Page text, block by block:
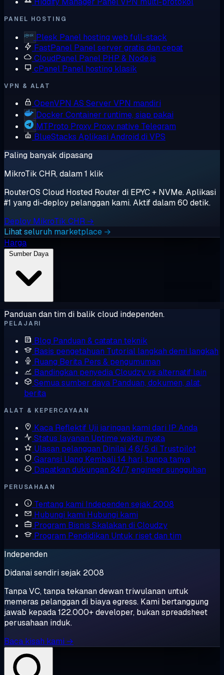
PANEL HOSTING
Plesk Panel hosting web full-stack
FastPanel Panel server gratis dan cepat
CloudPanel Panel PHP & Node.js
cPanel Panel hosting klasik
VPN & ALAT
OpenVPN AS Server VPN mandiri
Docker Container runtime, siap pakai
MTProto Proxy Proxy native Telegram
BlueStacks Aplikasi Android di VPS
Paling banyak dipasang
MikroTik CHR, dalam 1 klik
RouterOS Cloud Hosted Router di EPYC + NVMe. Aplikasi
#1 yang di-deploy pelanggan kami. Aktif dalam 60 detik.
Deploy MikroTik CHR →
Lihat seluruh marketplace →
Harga
Sumber Daya
Panduan dan tim di balik cloud independen.
PELAJARI
Blog Panduan & catatan teknik
Basis pengetahuan Tutorial langkah demi langkah
Ruang Berita Pers & pengumuman
Bandingkan penyediaCloudzy vs alternatif lain
Semua sumber daya Panduan, dokumen, alat,
berita
ALAT & KEPERCAYAAN
Kaca Reflektif Uji jaringan kami dari IP Anda
Status layanan Uptime waktu nyata
Ulasan pelanggan Dinilai 4,6/5 di Trustpilot
Garansi Uang Kembali 14 hari, tanpa tanya
Dapatkan dukungan 24/7, engineer sungguhan
PERUSAHAAN
Tentang kami Independen sejak 2008
Hubungi kami Hubungi kami
Program Bisnis Skalakan di Cloudzy
Program Pendidikan Untuk riset dan tim
Independen
Didanai sendiri sejak 2008
Tanpa VC, tanpa tekanan dewan triwulanan untuk
memeras pelanggan di biaya egress. Kami bertanggung
jawab kepada 122.000+ developer, bukan spreadsheet
perusahaan induk.
Baca kisah kami →